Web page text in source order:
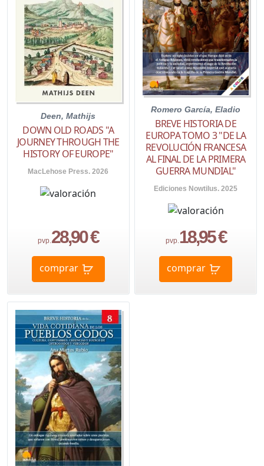
Deen, Mathijs
DOWN OLD ROADS "A
JOURNEY THROUGH THE
HISTORY OF EUROPE"
MacLehose Press. 2026
pvp.28,90 €
comprar
Romero García, Eladio
BREVE HISTORIA DE
EUROPA TOMO 3 "DE LA
REVOLUCIÓN FRANCESA
AL FINAL DE LA PRIMERA
GUERRA MUNDIAL"
Ediciones Nowtilus. 2025
pvp.18,95 €
comprar